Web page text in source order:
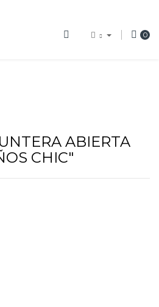
0
ABIERTA
CHIC"